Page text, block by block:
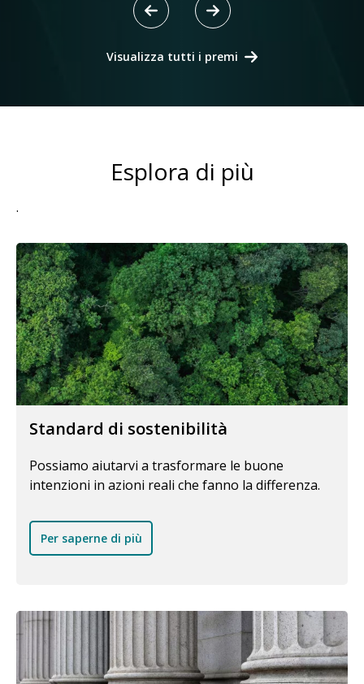
Visualizza tutti i premi
Esplora di più
.
Standard di sostenibilità
Possiamo aiutarvi a trasformare le buone
intenzioni in azioni reali che fanno la differenza.
Per saperne di più